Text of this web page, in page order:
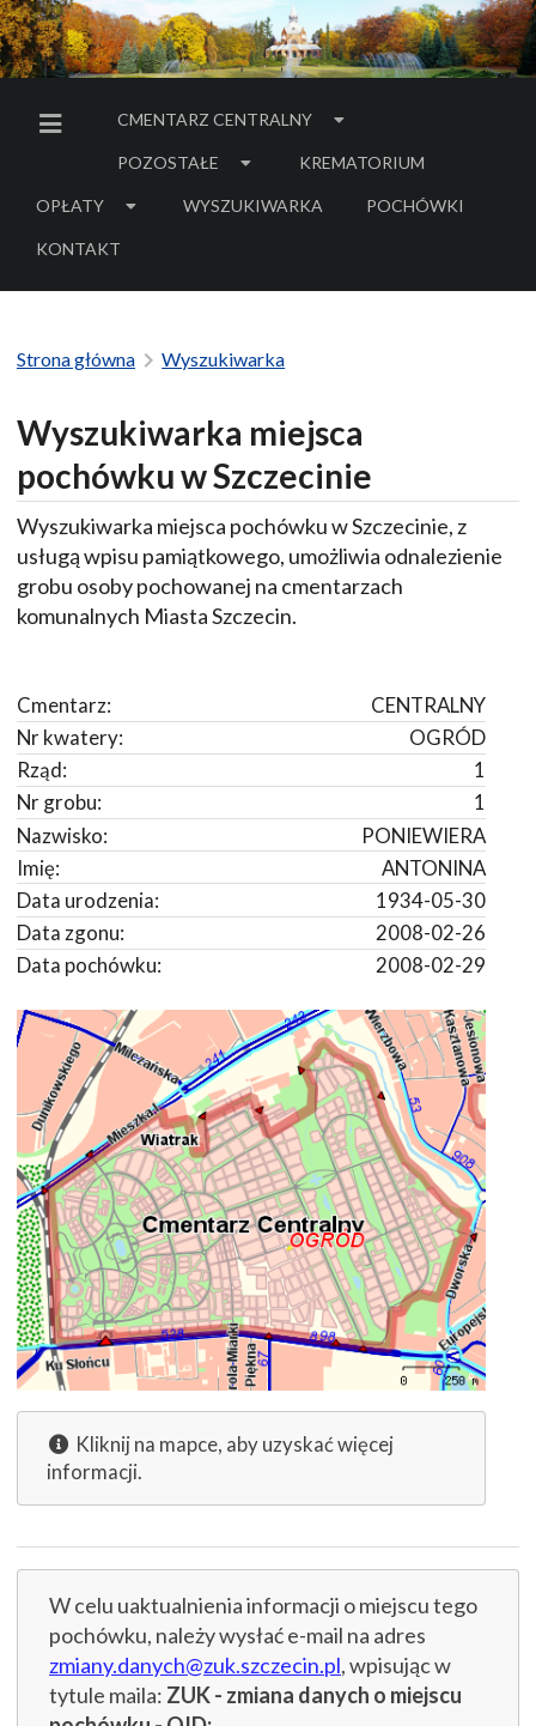
MENU BOCZNE
CMENTARZ CENTRALNY
POZOSTAŁE KREMATORIUM
OPŁATY WYSZUKIWARKA POCHÓWKI
- LINK DO SERWISU
KONTAKT
Strona główna Wyszukiwarka
Wyszukiwarka miejsca
pochówku w Szczecinie
Wyszukiwarka miejsca pochówku w Szczecinie, z
usługą wpisu pamiątkowego, umożliwia odnalezienie
grobu osoby pochowanej na cmentarzach
komunalnych Miasta Szczecin.
CENTRALNY
Cmentarz:
OGRÓD
Nr kwatery:
1
Rząd:
1
Nr grobu:
PONIEWIERA
Nazwisko:
ANTONINA
Imię:
1934-05-30
Data urodzenia:
2008-02-26
Data zgonu:
2008-02-29
Data pochówku:
Kliknij na mapce, aby uzyskać więcej
informacji.
W celu uaktualnienia informacji o miejscu tego
pochówku, należy wysłać e-mail na adres
zmiany.danych@zuk.szczecin.pl, wpisując w
tytule maila: ZUK - zmiana danych o miejscu